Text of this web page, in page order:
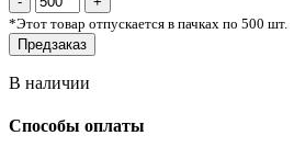
*Этот товар отпускается в пачках по 500 шт.
Предзаказ
В наличии
Способы оплаты